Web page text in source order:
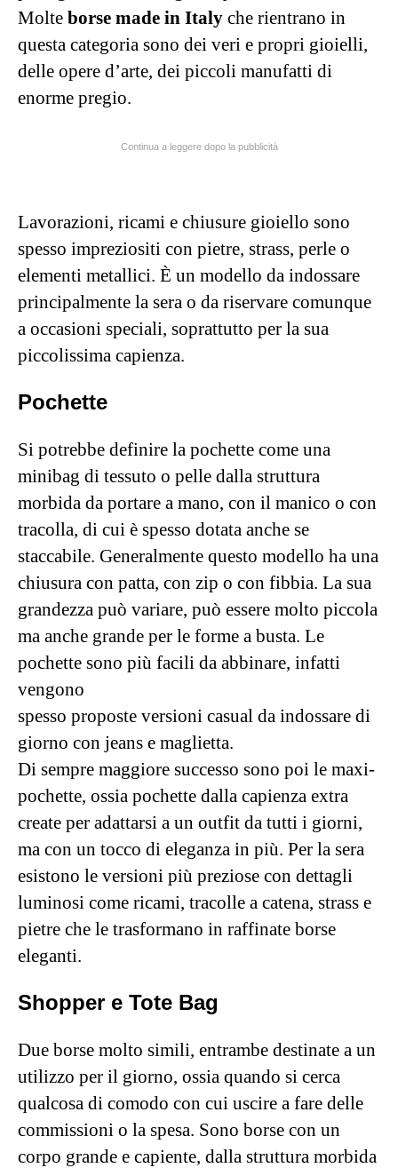
Molte borse made in Italy che rientrano in
questa categoria sono dei veri e propri gioielli,
delle opere d’arte, dei piccoli manufatti di
enorme pregio.
Continua a leggere dopo la pubblicità
Lavorazioni, ricami e chiusure gioiello sono
spesso impreziositi con pietre, strass, perle o
elementi metallici. È un modello da indossare
principalmente la sera o da riservare comunque
a occasioni speciali, soprattutto per la sua
piccolissima capienza.
Pochette
Si potrebbe definire la pochette come una
minibag di tessuto o pelle dalla struttura
morbida da portare a mano, con il manico o con
tracolla, di cui è spesso dotata anche se
staccabile. Generalmente questo modello ha una
chiusura con patta, con zip o con fibbia. La sua
grandezza può variare, può essere molto piccola
ma anche grande per le forme a busta. Le
pochette sono più facili da abbinare, infatti
vengono
spesso proposte versioni casual da indossare di
giorno con jeans e maglietta.
Di sempre maggiore successo sono poi le maxi-
pochette, ossia pochette dalla capienza extra
create per adattarsi a un outfit da tutti i giorni,
ma con un tocco di eleganza in più. Per la sera
esistono le versioni più preziose con dettagli
luminosi come ricami, tracolle a catena, strass e
pietre che le trasformano in raffinate borse
eleganti.
Shopper e Tote Bag
Due borse molto simili, entrambe destinate a un
utilizzo per il giorno, ossia quando si cerca
qualcosa di comodo con cui uscire a fare delle
commissioni o la spesa. Sono borse con un
corpo grande e capiente, dalla struttura morbida